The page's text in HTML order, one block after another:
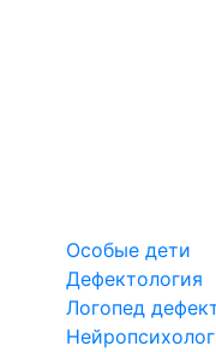
Особые дети
Дефектология
Логопед
Нейропсихолог